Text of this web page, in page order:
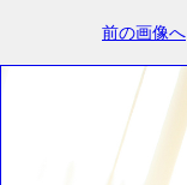
前の画像へ